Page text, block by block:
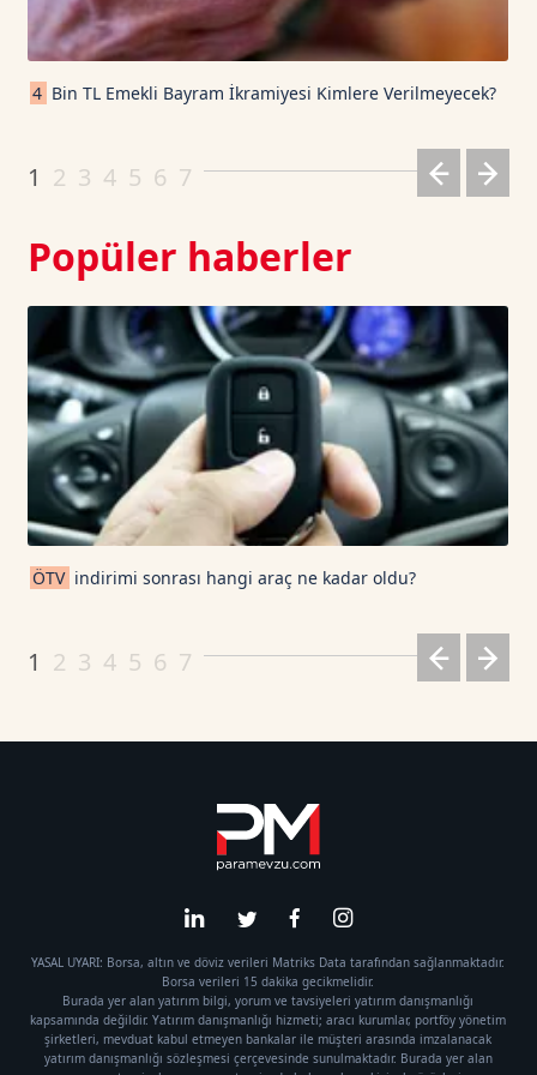
Cardano TetherUS 0.2 -0.55
4 Bin TL Emekli Bayram İkramiyesi Kimlere Verilmeyecek?
1 2 3 4 5 6 7
Popüler haberler
ÖTV indirimi sonrası hangi araç ne kadar oldu?
1 2 3 4 5 6 7
YASAL UYARI: Borsa, altın ve döviz verileri Matriks Data tarafından sağlanmaktadır.
Borsa verileri 15 dakika gecikmelidir.
Burada yer alan yatırım bilgi, yorum ve tavsiyeleri yatırım danışmanlığı
kapsamında değildir. Yatırım danışmanlığı hizmeti; aracı kurumlar, portföy yönetim
şirketleri, mevduat kabul etmeyen bankalar ile müşteri arasında imzalanacak
yatırım danışmanlığı sözleşmesi çerçevesinde sunulmaktadır. Burada yer alan